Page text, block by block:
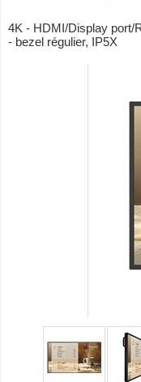
4K - HDMI/Display port/
- bezel régulier, IP5X